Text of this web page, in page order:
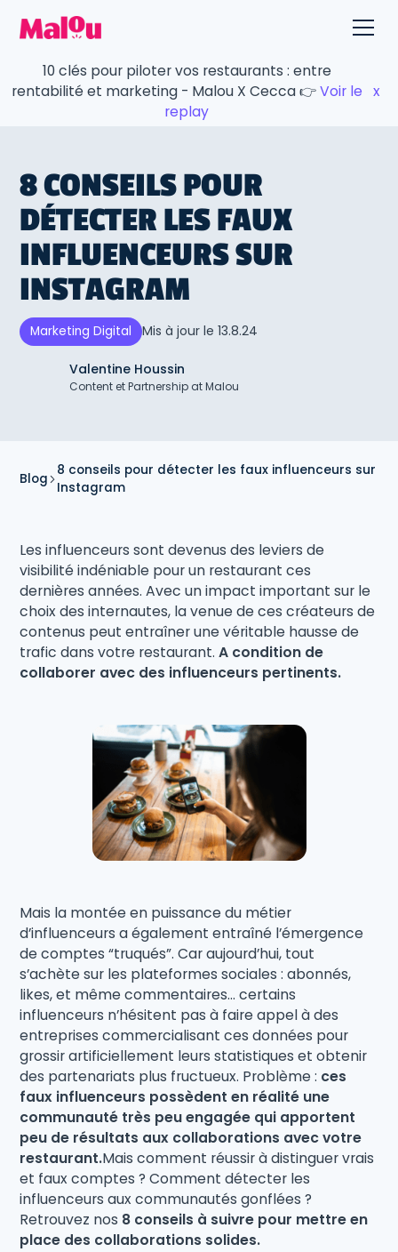
10 clés pour piloter vos restaurants : entre
rentabilité et marketing - Malou X Cecca 👉Voir le
replay
x
8 CONSEILS POUR
DÉTECTER LES FAUX
INFLUENCEURS SUR
INSTAGRAM
Marketing Digital Mis à jour le 13.8.24
Valentine Houssin
Content et Partnership at Malou
Blog
8 conseils pour détecter les faux influenceurs sur
Instagram
Les influenceurs sont devenus des leviers de
visibilité indéniable pour un restaurant ces
dernières années. Avec un impact important sur le
choix des internautes, la venue de ces créateurs de
contenus peut entraîner une véritable hausse de
trafic dans votre restaurant. A condition de
collaborer avec des influenceurs pertinents.
Mais la montée en puissance du métier
d’influenceurs a également entraîné l’émergence
de comptes “truqués”. Car aujourd’hui, tout
s’achète sur les plateformes sociales : abonnés,
likes, et même commentaires… certains
influenceurs n’hésitent pas à faire appel à des
entreprises commercialisant ces données pour
grossir artificiellement leurs statistiques et obtenir
des partenariats plus fructueux. Problème : ces
faux influenceurs possèdent en réalité une
communauté très peu engagée qui apportent
peu de résultats aux collaborations avec votre
restaurant.Mais comment réussir à distinguer vrais
et faux comptes ? Comment détecter les
influenceurs aux communautés gonflées ?
Retrouvez nos 8 conseils à suivre pour mettre en
place des collaborations solides.